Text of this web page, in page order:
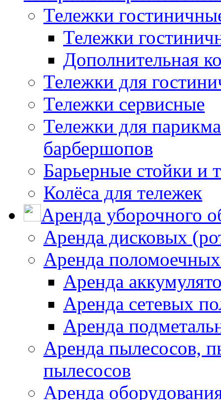
Тележки
Тележки
Дополнительная
Тележки для
Тележки сервисные
Тележки для
барбершопов
Барьерные стойки и
Колёса для тележек
Аренда уборочного
Аренда дисковых
Аренда
Аренда
Аренда сетевых
Аренда
Аренда пылесосов,
пылесосов
Аренда